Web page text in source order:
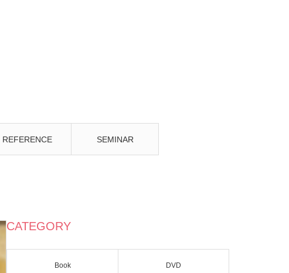
REFERENCE SEMINAR
CATEGORY
Book DVD